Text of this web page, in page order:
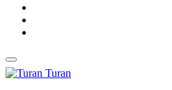
Turan